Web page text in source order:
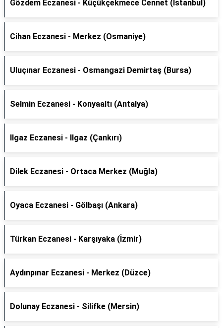
Gözdem Eczanesi - Küçükçekmece Cennet (İstanbul)
Cihan Eczanesi - Merkez (Osmaniye)
Uluçınar Eczanesi - Osmangazi Demirtaş (Bursa)
Selmin Eczanesi - Konyaaltı (Antalya)
Ilgaz Eczanesi - Ilgaz (Çankırı)
Dilek Eczanesi - Ortaca Merkez (Muğla)
Oyaca Eczanesi - Gölbaşı (Ankara)
Türkan Eczanesi - Karşıyaka (İzmir)
Aydınpınar Eczanesi - Merkez (Düzce)
Dolunay Eczanesi - Silifke (Mersin)